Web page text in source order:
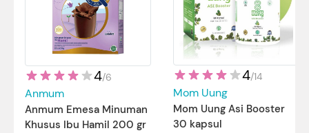
4/6
Anmum
Anmum Emesa Minuman
Khusus Ibu Hamil 200 gr
4/14
Mom Uung
Mom Uung Asi Booster
30 kapsul